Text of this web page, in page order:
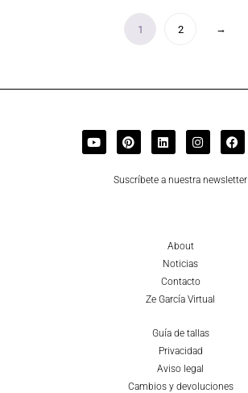
1 2 →
Suscríbete a nuestra newsletter
About
Noticias
Contacto
Ze García Virtual
Guía de tallas
Privacidad
Aviso legal
Cambios y devoluciones